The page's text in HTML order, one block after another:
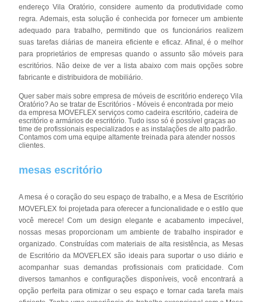
endereço Vila Oratório, considere aumento da produtividade como
regra. Ademais, esta solução é conhecida por fornecer um ambiente
adequado para trabalho, permitindo que os funcionários realizem
suas tarefas diárias de maneira eficiente e eficaz. Afinal, é o melhor
para proprietários de empresas quando o assunto são móveis para
escritórios. Não deixe de ver a lista abaixo com mais opções sobre
fabricante e distribuidora de mobiliário.
Quer saber mais sobre empresa de móveis de escritório endereço Vila
Oratório? Ao se tratar de Escritórios - Móveis é encontrada por meio
da empresa MOVEFLEX serviços como cadeira escritório, cadeira de
escritório e armários de escritório. Tudo isso só é possível graças ao
time de profissionais especializados e as instalações de alto padrão.
Contamos com uma equipe altamente treinada para atender nossos
clientes.
mesas escritório
A mesa é o coração do seu espaço de trabalho, e a Mesa de Escritório
MOVEFLEX foi projetada para oferecer a funcionalidade e o estilo que
você merece! Com um design elegante e acabamento impecável,
nossas mesas proporcionam um ambiente de trabalho inspirador e
organizado. Construídas com materiais de alta resistência, as Mesas
de Escritório da MOVEFLEX são ideais para suportar o uso diário e
acompanhar suas demandas profissionais com praticidade. Com
diversos tamanhos e configurações disponíveis, você encontrará a
opção perfeita para otimizar o seu espaço e tornar cada tarefa mais